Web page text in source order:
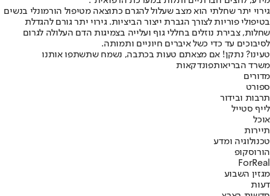
גירוי יתר שחלתי הוא מצב שעלול להגרם כתוצאה מטיפול הורמונלי בנשים
בטיפולי פוריות לצורך הגברת ייצור הביציות. גירוי יתר גורם להגדלת
שחלות, צבירת נוזלים בחללי גוף ועלייה בצמיגות הדם העלולה לגרום
לסיבוכים עד כדי כשל איברים חיוניים ותמותה.
טעינו? נתקן! אם מצאתם טעות בכתבה, נשמח שתשתפו אותנו
משרד הבריאותפונדקאות
מדורים
ספורט
תרבות ובידור
לייף סטייל
אוכל
תיירות
טכנולוגיה ומדע
הורוסקופ
ForReal
מגזין השבוע
דעות